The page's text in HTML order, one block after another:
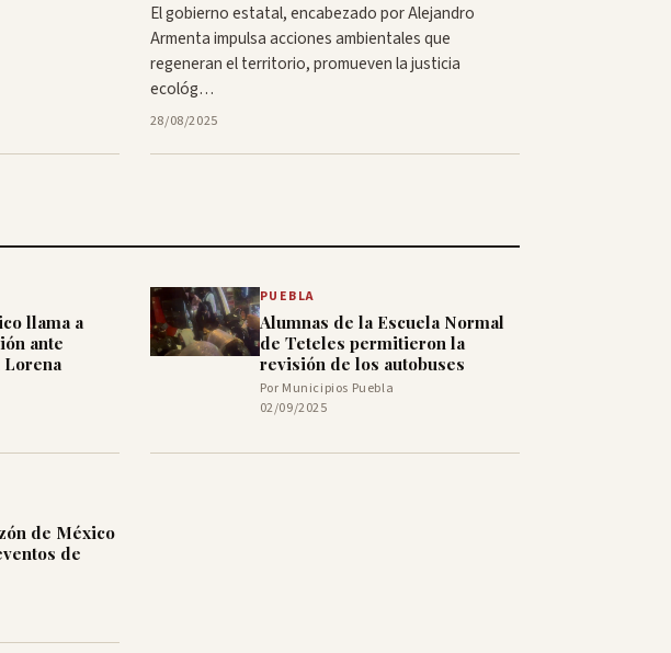
El gobierno estatal, encabezado por Alejandro
Armenta impulsa acciones ambientales que
regeneran el territorio, promueven la justicia
ecológ…
28/08/2025
llama a
ante
PUEBLA
Alumnas de la Escuela Normal
de Teteles permitieron la
revisión de los autobuses
Por Municipios Puebla
02/09/2025
de México
de